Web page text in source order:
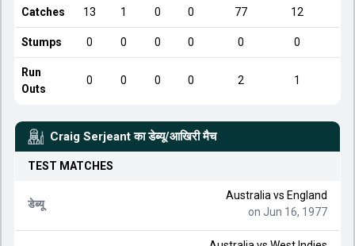
Catches 13 1 0 0 77 12
Stumps 0 0 0 0 0 0
Run
Outs
0 0 0 0 2 1
Craig Serjeant का डेब्यू/आखिरी मैच
TEST MATCHES
डेब्यू
Australia vs England
on Jun 16, 1977